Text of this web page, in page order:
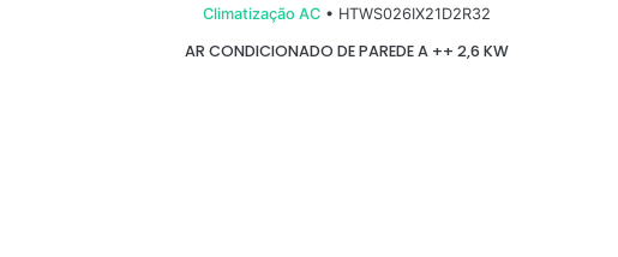
Climatização AC• HTWS026IX21D2R32
AR CONDICIONADO DE PAREDE A ++ 2,6 KW